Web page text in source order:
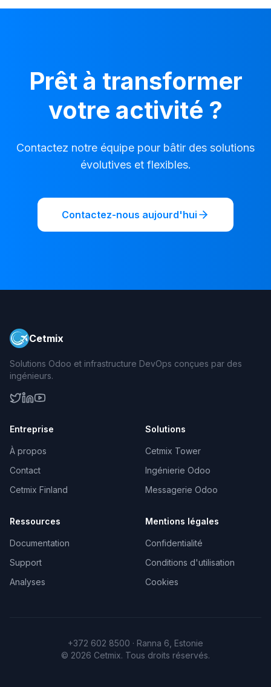
Prêt à transformer
votre activité ?
Contactez notre équipe pour bâtir des solutions
évolutives et flexibles.
Contactez-nous aujourd'hui
Cetmix
Solutions Odoo et infrastructure DevOps conçues par des
ingénieurs.
Entreprise
À propos
Contact
Cetmix Finland
Solutions
Cetmix Tower
Ingénierie Odoo
Messagerie Odoo
Ressources
Documentation
Support
Analyses
Mentions légales
Confidentialité
Conditions d'utilisation
Cookies
+372 602 8500 · Ranna 6, Estonie
© 2026 Cetmix. Tous droits réservés.